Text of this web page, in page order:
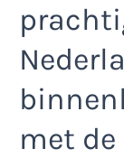
met de